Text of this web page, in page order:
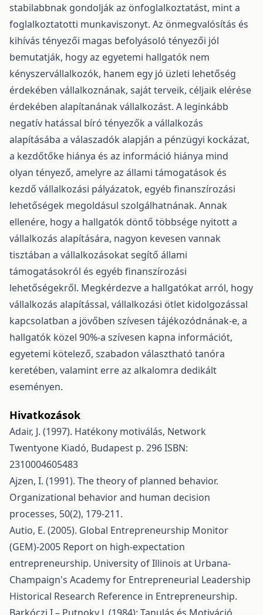
stabilabbnak gondolják az önfoglalkoztatást, mint a
foglalkoztatotti munkaviszonyt. Az önmegvalósítás és
kihívás tényezői magas befolyásoló tényezői jól
bemutatják, hogy az egyetemi hallgatók nem
kényszervállalkozók, hanem egy jó üzleti lehetőség
érdekében vállalkoznának, saját terveik, céljaik elérése
érdekében alapítanának vállalkozást. A leginkább
negatív hatással bíró tényezők a vállalkozás
alapításába a válaszadók alapján a pénzügyi kockázat,
a kezdőtőke hiánya és az információ hiánya mind
olyan tényező, amelyre az állami támogatások és
kezdő vállalkozási pályázatok, egyéb finanszírozási
lehetőségek megoldásul szolgálhatnának. Annak
ellenére, hogy a hallgatók döntő többsége nyitott a
vállalkozás alapítására, nagyon kevesen vannak
tisztában a vállalkozásokat segítő állami
támogatásokról és egyéb finanszírozási
lehetőségekről. Megkérdezve a hallgatókat arról, hogy
vállalkozás alapítással, vállalkozási ötlet kidolgozással
kapcsolatban a jövőben szívesen tájékozódnának-e, a
hallgatók közel 90%-a szívesen kapna információt,
egyetemi kötelező, szabadon választható tanóra
keretében, valamint erre az alkalomra dedikált
eseményen.
Hivatkozások
Adair, J. (1997). Hatékony motiválás, Network
Twentyone Kiadó, Budapest p. 296 ISBN:
2310004605483
Ajzen, I. (1991). The theory of planned behavior.
Organizational behavior and human decision
processes, 50(2), 179-211.
Autio, E. (2005). Global Entrepreneurship Monitor
(GEM)-2005 Report on high-expectation
entrepreneurship. University of Illinois at Urbana-
Champaign's Academy for Entrepreneurial Leadership
Historical Research Reference in Entrepreneurship.